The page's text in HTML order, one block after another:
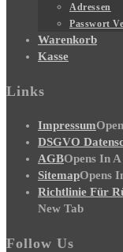
Adressen
Passwort
Warenkorb
Kasse
Links
Impressum
DSGVO
AGBOpens In
SitemapOpens
Richtlinie Für
New Tab
Follow Us